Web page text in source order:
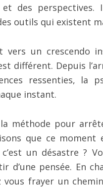
des
outils qui existent
un crescendo
différent. Depuis
ressenties, la
instant.
la méthode pour
que ce moment
un désastre ?
pensée. En
frayer un